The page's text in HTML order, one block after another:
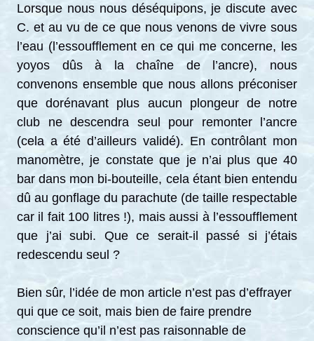
Lorsque nous nous déséquipons, je discute avec
C. et au vu de ce que nous venons de vivre sous
l’eau (l’essoufflement en ce qui me concerne, les
yoyos dûs à la chaîne de l’ancre), nous
convenons ensemble que nous allons préconiser
que dorénavant plus aucun plongeur de notre
club ne descendra seul pour remonter l’ancre
(cela a été d’ailleurs validé). En contrôlant mon
manomètre, je constate que je n’ai plus que 40
bar dans mon bi-bouteille, cela étant bien entendu
dû au gonflage du parachute (de taille respectable
car il fait 100 litres !), mais aussi à l’essoufflement
que j’ai subi. Que ce serait-il passé si j’étais
redescendu seul ?
Bien sûr, l’idée de mon article n’est pas d’effrayer
qui que ce soit, mais bien de faire prendre
conscience qu’il n’est pas raisonnable de